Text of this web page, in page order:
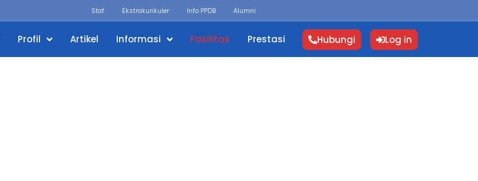
Staf Ekstrakurikuler Info PPDB Alumni
Profil Artikel Informasi Fasilitas Prestasi Hubungi Log in